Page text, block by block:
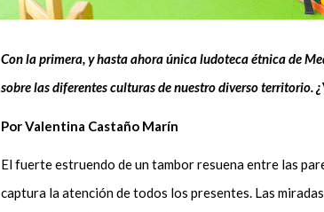
Con la primera, y hasta ahora única ludoteca étnica de
sobre las diferentes culturas de nuestro diverso territorio.
Por Valentina Castaño Marín
El fuerte estruendo de un tambor resuena entre las
captura la atención de todos los presentes. Las